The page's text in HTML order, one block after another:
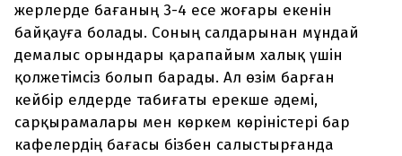
жерлерде бағаның 3-4 есе жоғары екенін
байқауға болады. Соның салдарынан мұндай
демалыс орындары қарапайым халық үшін
қолжетімсіз болып барады. Ал өзім барған
кейбір елдерде табиғаты ерекше әдемі,
сарқырамалары мен көркем көріністері бар
кафелердің бағасы бізбен салыстырғанда